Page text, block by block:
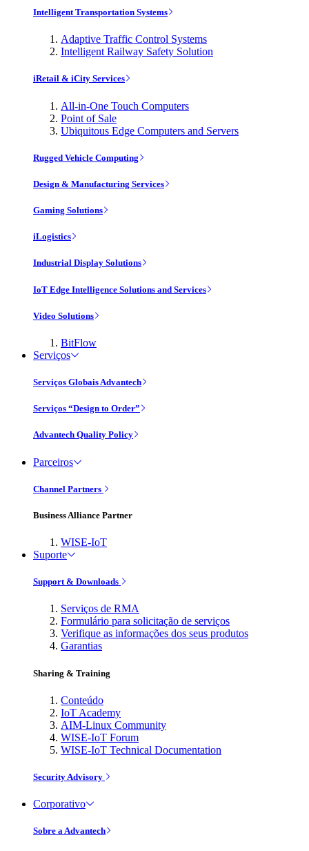
Intelligent Transportation Systems
Adaptive Traffic Control Systems
Intelligent Railway Safety Solution
iRetail & iCity Services
All-in-One Touch Computers
Point of Sale
Ubiquitous Edge Computers and Servers
Rugged Vehicle Computing
Design & Manufacturing Services
Gaming Solutions
iLogistics
Industrial Display Solutions
IoT Edge Intelligence Solutions and Services
Video Solutions
BitFlow
Serviços
Serviços Globais Advantech
Serviços “Design to Order”
Advantech Quality Policy
Parceiros
Channel Partners
Business Alliance Partner
WISE-IoT
Suporte
Support & Downloads
Serviços de RMA
Formulário para solicitação de serviços
Verifique as informações dos seus produtos
Garantias
Sharing & Training
Conteúdo
IoT Academy
AIM-Linux Community
WISE-IoT Forum
WISE-IoT Technical Documentation
Security Advisory
Corporativo
Sobre a Advantech